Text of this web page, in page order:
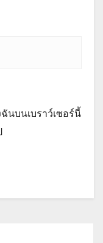
นบนเบราว์เซอร์นี้